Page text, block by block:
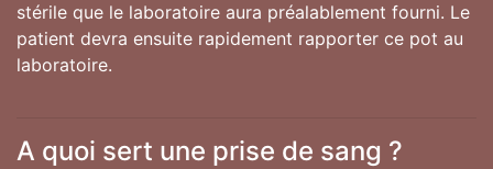
stérile que le laboratoire aura préalablement fourni. Le
patient devra ensuite rapidement rapporter ce pot au
laboratoire.
A quoi sert une prise de sang ?